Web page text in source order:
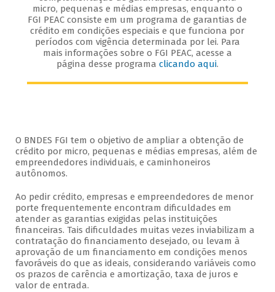
micro, pequenas e médias empresas, enquanto o
FGI PEAC consiste em um programa de garantias de
crédito em condições especiais e que funciona por
períodos com vigência determinada por lei. Para
mais informações sobre o FGI PEAC, acesse a
página desse programa clicando aqui.
O BNDES FGI tem o objetivo de ampliar a obtenção de
crédito por micro, pequenas e médias empresas, além de
empreendedores individuais, e caminhoneiros
autônomos.
Ao pedir crédito, empresas e empreendedores de menor
porte frequentemente encontram dificuldades em
atender as garantias exigidas pelas instituições
financeiras. Tais dificuldades muitas vezes inviabilizam a
contratação do financiamento desejado, ou levam à
aprovação de um financiamento em condições menos
favoráveis do que as ideais, considerando variáveis como
os prazos de carência e amortização, taxa de juros e
valor de entrada.